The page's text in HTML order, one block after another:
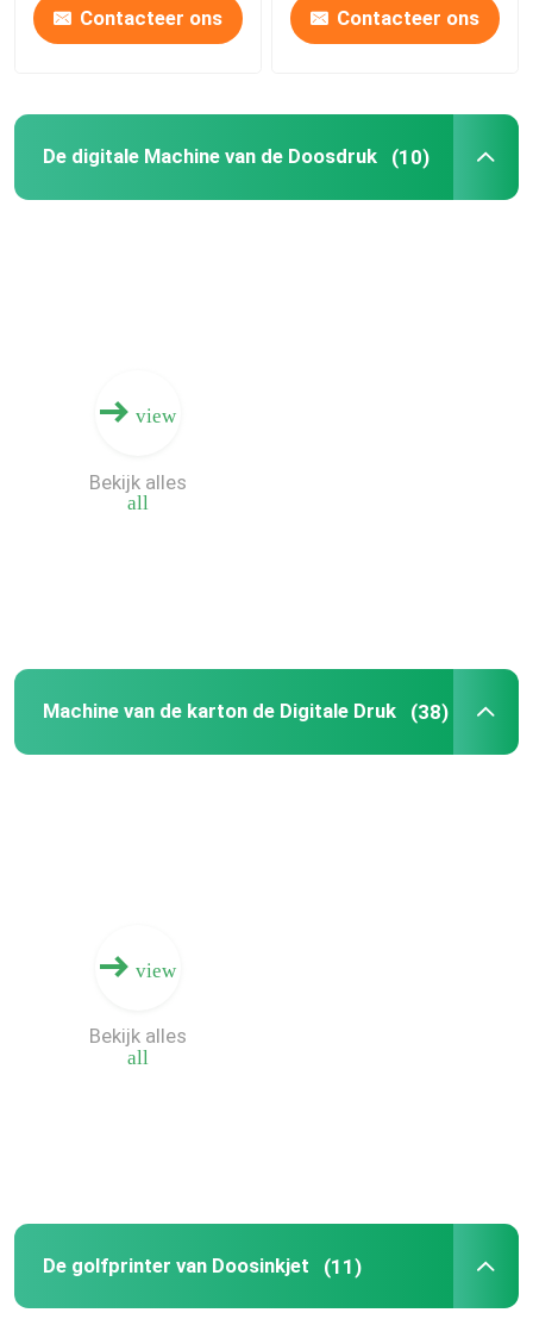
Producten
Verzoek om een Citaat
Golf Digitale Drukmachine
Contacteer ons Contacteer ons
De digitale Machine van de Doosdruk (10)
view
all
Bekijk alles
Machine van de karton de Digitale Druk (38)
view
all
Bekijk alles
De golfprinter van Doosinkjet (11)